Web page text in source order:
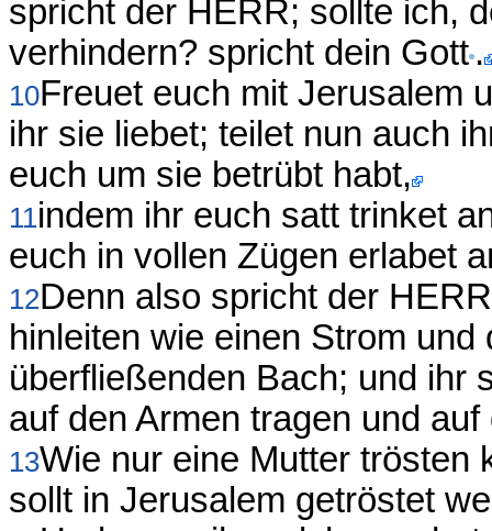
spricht der HERR; sollte ich,
verhindern? spricht dein Gott .
10Freuet euch mit Jerusalem
ihr sie liebet; teilet nun auch
euch um sie betrübt habt,
11indem ihr euch satt trinket
euch in vollen Zügen erlabet
12Denn also spricht der
hinleiten wie einen Strom
überfließenden Bach; und ihr
auf den Armen tragen und
13Wie nur eine Mutter trösten
sollt in Jerusalem getröstet